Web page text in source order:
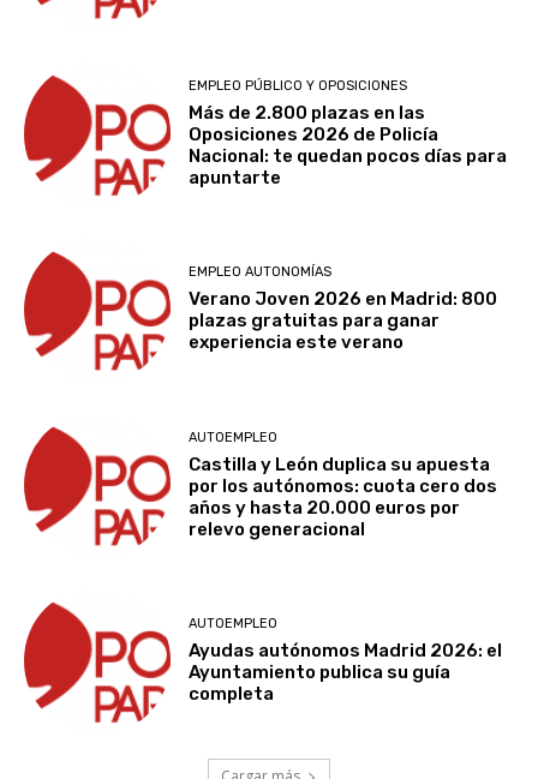
EMPLEO PÚBLICO Y OPOSICIONES
Más de 2.800 plazas en las
Oposiciones 2026 de Policía
Nacional: te quedan pocos días para
apuntarte
EMPLEO AUTONOMÍAS
Verano Joven 2026 en Madrid: 800
plazas gratuitas para ganar
experiencia este verano
AUTOEMPLEO
Castilla y León duplica su apuesta
por los autónomos: cuota cero dos
años y hasta 20.000 euros por
relevo generacional
AUTOEMPLEO
Ayudas autónomos Madrid 2026: el
Ayuntamiento publica su guía
completa